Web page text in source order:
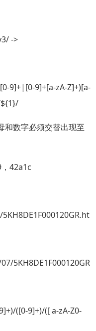
->
9]+|[0-9]+[a-zA-Z]+)[a-
和数字必须交替出现至
42a1c
5KH8DE1F000120GR
([0-9]+)/([ a-zA-Z0-